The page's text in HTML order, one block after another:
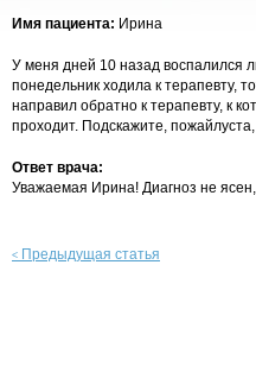
Имя пациента: Ирина
У меня дней 10 назад воспалился
понедельник ходила к терапевту,
направил обратно к терапевту, к
проходит. Подскажите,
Ответ врача:
Уважаемая Ирина! Диагноз не
< Предыдущая статья